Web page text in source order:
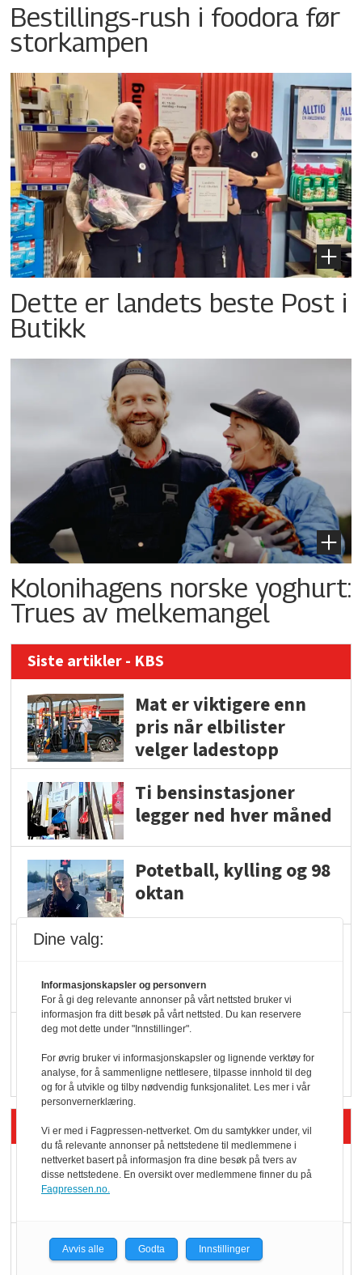
Bestillings-rush i foodora før
storkampen
Dette er landets beste Post i
Butikk
Kolonihagens norske yoghurt:
Trues av melkemangel
Siste artikler - KBS
Mat er viktigere enn
pris når elbilister
velger ladestopp
Ti bensinstasjoner
legger ned hver måned
Potetball, kylling og 98
oktan
serveringstilbud
Vokser med ferdigmat
i dagligvare
Siste artikler - Butikk i praksis
Rema-flaggskip
Slik opprettholdes
Dine valg:
Informasjonskapsler og personvern
For å gi deg relevante annonser på vårt nettsted bruker vi
informasjon fra ditt besøk på vårt nettsted. Du kan reservere
deg mot dette under "Innstillinger".
For øvrig bruker vi informasjonskapsler og lignende verktøy for
analyse, for å sammenligne nettlesere, tilpasse innhold til deg
og for å utvikle og tilby nødvendig funksjonalitet. Les mer i vår
personvernerklæring.
Vi er med i Fagpressen-nettverket. Om du samtykker under, vil
du få relevante annonser på nettstedene til medlemmene i
nettverket basert på informasjon fra dine besøk på tvers av
disse nettstedene. En oversikt over medlemmene finner du på
Fagpressen.no.
Avvis alle Godta Innstillinger